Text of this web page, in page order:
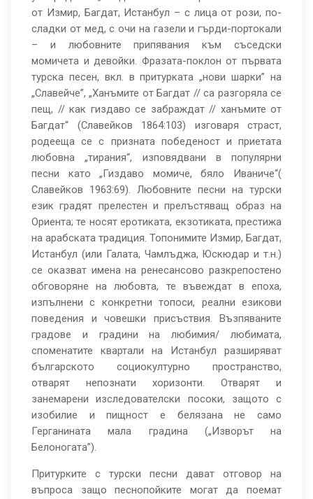
от Измир, Багдат, Истанбул – с лица от рози, по-
сладки от мед, с очи на газели и гърди-портокали
– и любовните припявания към съседски
момичета и девойки. Фразата-поклон от първата
турска песен, вкл. в притурката „нови шарки” на
„Славейче”, „Ханъмите от Багдат // са разгоряла се
пещ, // как гиздаво се забраждат // ханъмите от
Багдат“ (Славейков 1864:103) изговаря страст,
родееща се с призната победеност и приетата
любовна „тирания“, изповядвани в популярни
песни като „Гиздаво момиче, бяло Иваниче“(
Славейков 1963:69). Любовните песни на турски
език градят прелестен и прелъстяващ образ на
Ориента; те носят еротиката, екзотиката, престижа
на арабската традиция. Топонимите Измир, Багдат,
Истанбул (или Галата, Чамлъджа, Юскюдaр и т.н.)
се оказват имена на ренесансово разкрепостено
обговоряне на любовта, те въвеждат в епоха,
изпълнени с конкретни топоси, реални езикови
поведения и човешки присъствия. Възпяваните
градове и градини на любимия/ любимата,
споменатите квартали на Истанбул разширяват
българското социокултурно пространство,
отварят непознати хоризонти. Отварят и
занемарени изследователски посоки, защото с
изобилие и пищност е белязана не само
Герганината мала градина („Изворът на
Белоногата”).
Притурките с турски песни дават отговор на
въпроса защо песнопойките могат да поемат